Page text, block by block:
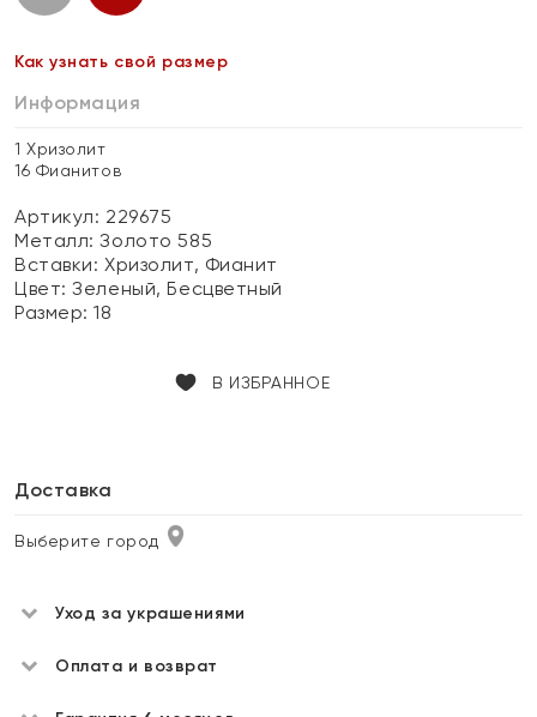
Как узнать свой размер
Информация
1 Хризолит
16 Фианитов
Артикул: 229675
Металл:Золото 585
Вставки:Хризолит, Фианит
Цвет:Зеленый, Бесцветный
Размер:18
В ИЗБРАННОЕ
Доставка
Выберите город
Уход за украшениями
Оплата и возврат